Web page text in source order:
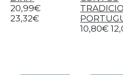
20,99€
23,32€
10,80€